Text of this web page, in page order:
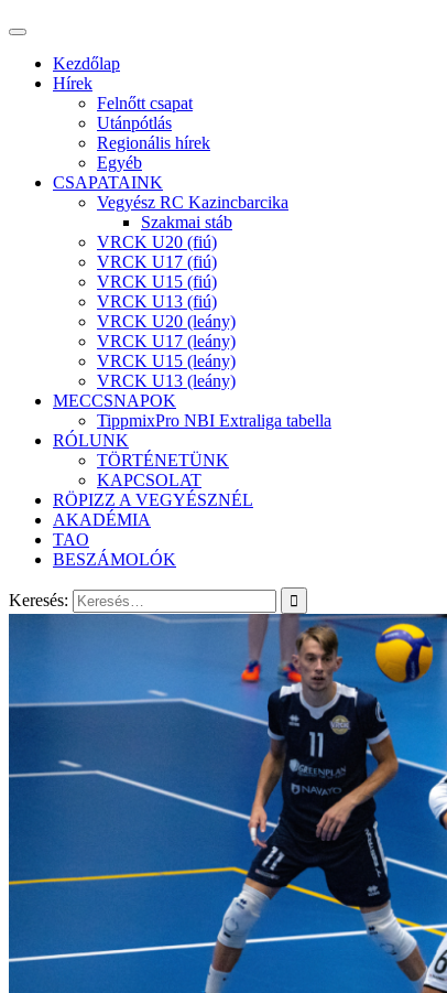
Kezdőlap
Hírek
Felnőtt csapat
Utánpótlás
Regionális hírek
Egyéb
CSAPATAINK
Vegyész RC Kazincbarcika
Szakmai stáb
VRCK U20 (fiú)
VRCK U17 (fiú)
VRCK U15 (fiú)
VRCK U13 (fiú)
VRCK U20 (leány)
VRCK U17 (leány)
VRCK U15 (leány)
VRCK U13 (leány)
MECCSNAPOK
TippmixPro NBI Extraliga tabella
RÓLUNK
TÖRTÉNETÜNK
KAPCSOLAT
RÖPIZZ A VEGYÉSZNÉL
AKADÉMIA
TAO
BESZÁMOLÓK
Keresés: